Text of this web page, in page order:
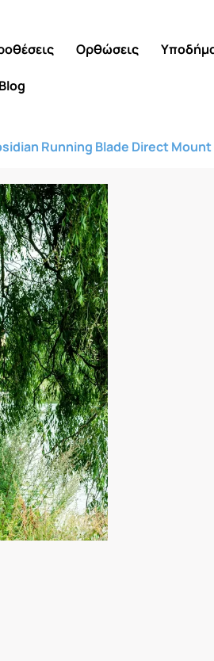
Ορθώσεις
Blog
Running Blade Direct